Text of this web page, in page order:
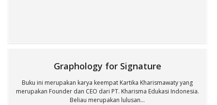
Graphology for Signature
Buku ini merupakan karya keempat Kartika Kharismawaty yang
merupakan Founder dan CEO dari PT. Kharisma Edukasi Indonesia.
Beliau merupakan lulusan...